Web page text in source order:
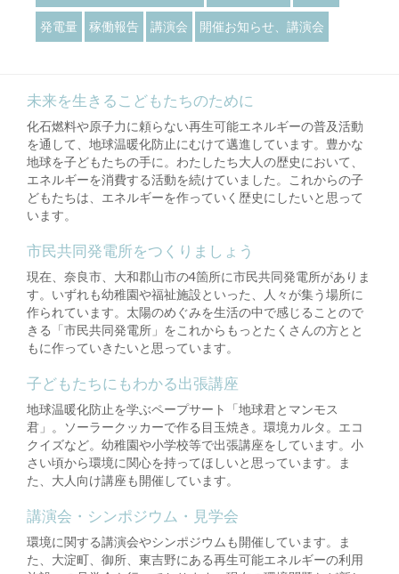
発電量 稼働報告 講演会 開催お知らせ、講演会
未来を生きるこどもたちのために
化石燃料や原子力に頼らない再生可能エネルギーの普及活動
を通して、地球温暖化防止にむけて邁進しています。豊かな
地球を子どもたちの手に。わたしたち大人の歴史において、
エネルギーを消費する活動を続けていました。これからの子
どもたちは、エネルギーを作っていく歴史にしたいと思って
います。
市民共同発電所をつくりましょう
現在、奈良市、大和郡山市の4箇所に市民共同発電所がありま
す。いずれも幼稚園や福祉施設といった、人々が集う場所に
作られています。太陽のめぐみを生活の中で感じることので
きる「市民共同発電所」をこれからもっとたくさんの方とと
もに作っていきたいと思っています。
子どもたちにもわかる出張講座
地球温暖化防止を学ぶペープサート「地球君とマンモス
君」。ソーラークッカーで作る目玉焼き。環境カルタ。エコ
クイズなど。幼稚園や小学校等で出張講座をしています。小
さい頃から環境に関心を持ってほしいと思っています。ま
た、大人向け講座も開催しています。
講演会・シンポジウム・見学会
環境に関する講演会やシンポジウムも開催しています。ま
た、大淀町、御所、東吉野にある再生可能エネルギーの利用